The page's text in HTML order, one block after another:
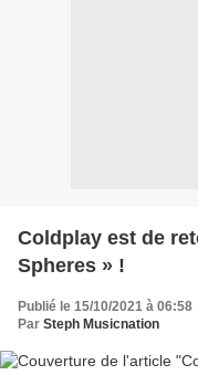
Coldplay est de
Spheres » !
Publié le 15/10/2021 à 06:58
Par Steph Musicnation